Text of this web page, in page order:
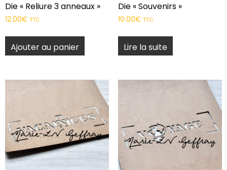
Die « Reliure 3 anneaux »
12.00€ TTC
Ajouter au panier
Die « Souvenirs »
10.00€ TTC
Lire la suite